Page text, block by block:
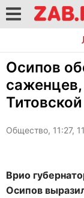
Осипов
Общество, 11:27,
Врио
Осипов